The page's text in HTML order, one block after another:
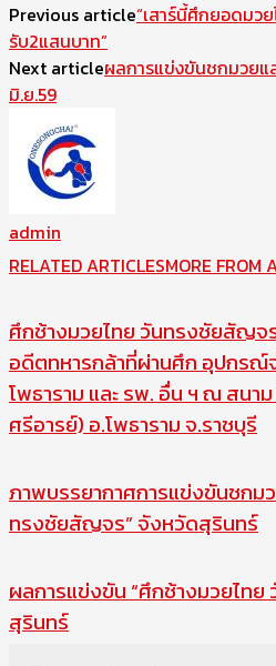
Previous article“เสาร์นี้ศึกยอดมว
รับ2แสนบาท”
Next articleผลการแข่งขันชกมวยแ
มิ.ย.59
admin
RELATED ARTICLESMORE FROM
ศึกช้างมวยไทย วันทรงชัยสัญจ
อดีตทหารกล้าที่ผ่านศึก อุปกรณ์
โพธาราม และ รพ. อื่น ฯ ณ สนา
ศรีอารย์) อ.โพธาราม จ.ราชบุรี
ภาพบรรยากาศการแข่งขันชกม
ทรงชัยสัญจร” จังหวัดสุรินทร์
ผลการแข่งขัน “ศึกช้างมวยไท
สุรินทร์